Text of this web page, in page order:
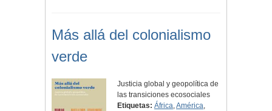
Más allá del colonialismo
verde
Justicia global y geopolítica de
las transiciones ecosociales
Etiquetas: África,América,